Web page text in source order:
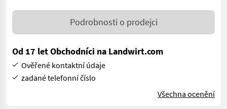
Podrobnosti o prodejci
Od 17 let Obchodníci na Landwirt.com
Ověřené kontaktní údaje
zadané telefonní číslo
Všechna ocenění